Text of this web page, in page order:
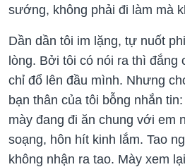
sướng, không phải đi làm mà
Dần dần tôi im lặng, tự nuốt
lòng. Bởi tôi có nói ra thì đắng
chỉ đổ lên đầu mình. Nhưng
bạn thân của tôi bỗng nhắn
mày đang đi ăn chung với em
soạng, hôn hít kinh lắm. Tao
không nhận ra tao. Mày xem